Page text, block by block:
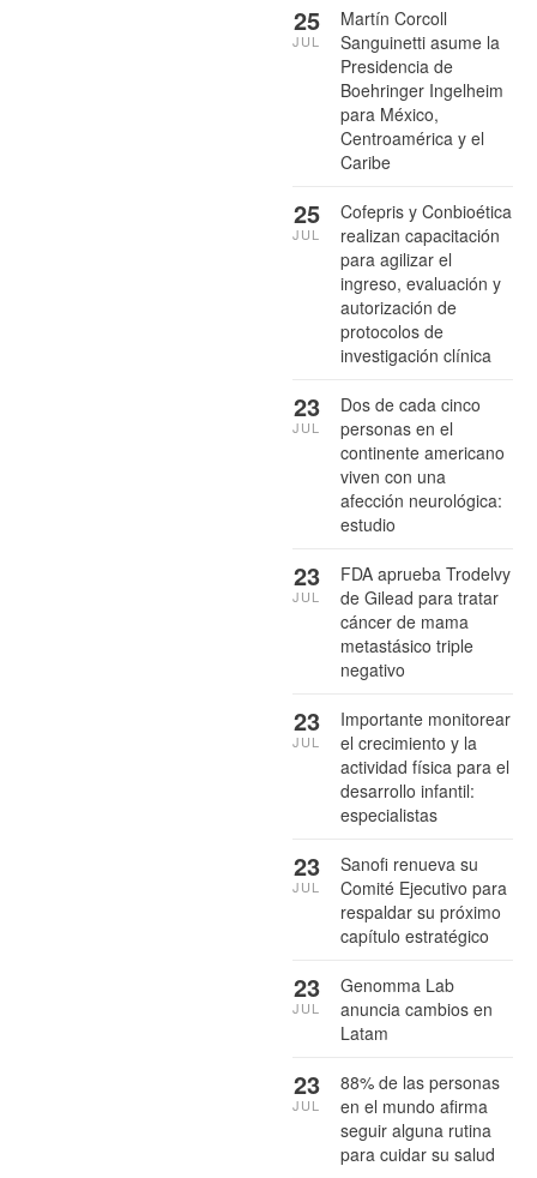
Martín Corcoll
Sanguinetti asume la
Presidencia de
Boehringer Ingelheim
para México,
Centroamérica y el
Caribe
25
JUL
Cofepris y Conbioética
realizan capacitación
para agilizar el
ingreso, evaluación y
autorización de
protocolos de
investigación clínica
25
JUL
Dos de cada cinco
personas en el
continente americano
viven con una
afección neurológica:
estudio
23
JUL
FDA aprueba Trodelvy
de Gilead para tratar
cáncer de mama
metastásico triple
negativo
23
JUL
Importante monitorear
el crecimiento y la
actividad física para el
desarrollo infantil:
especialistas
23
JUL
Sanofi renueva su
Comité Ejecutivo para
respaldar su próximo
capítulo estratégico
23
JUL
Genomma Lab
anuncia cambios en
Latam
23
JUL
88% de las personas
en el mundo afirma
seguir alguna rutina
para cuidar su salud
23
JUL